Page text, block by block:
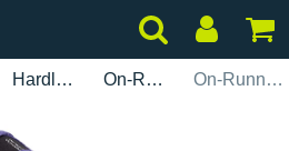
Hardlopen On-Running On-Running Cloudmonster 3 Wide